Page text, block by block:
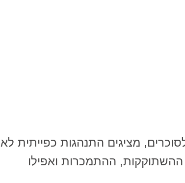
מציגים התנהגות כפייתית לא
ההתמכרות ואפילו